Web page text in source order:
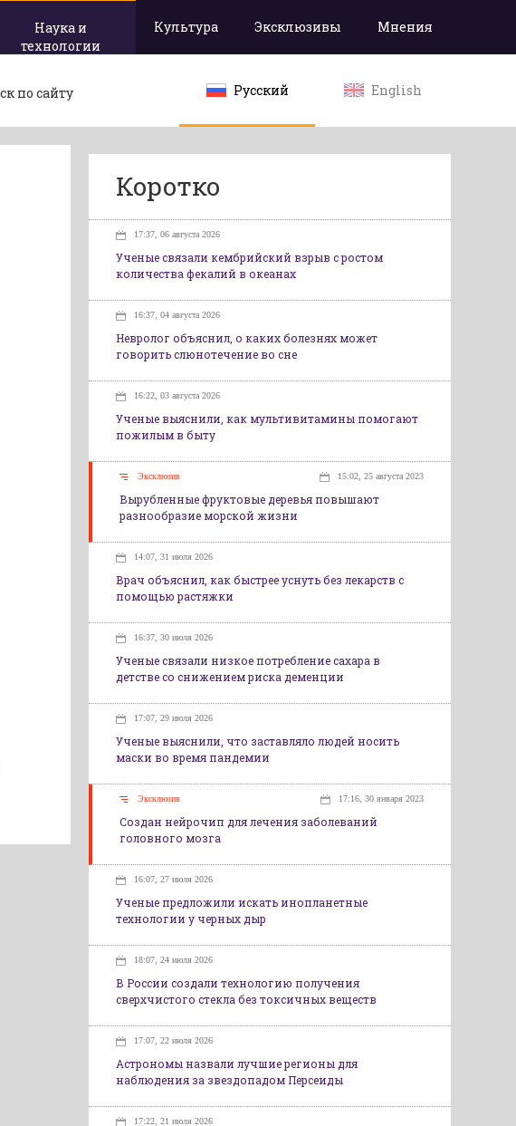
Наука и
технологии
Культура Эксклюзивы Мнения
Русский English
Коротко
17:37, 06 августа 2026
Ученые связали кембрийский взрыв с ростом
количества фекалий в океанах
16:37, 04 августа 2026
Невролог объяснил, о каких болезнях может
говорить слюнотечение во сне
16:22, 03 августа 2026
Ученые выяснили, как мультивитамины помогают
пожилым в быту
Эксклюзив 15:02, 25 августа 2023
Вырубленные фруктовые деревья повышают
разнообразие морской жизни
14:07, 31 июля 2026
Врач объяснил, как быстрее уснуть без лекарств с
помощью растяжки
16:37, 30 июля 2026
Ученые связали низкое потребление сахара в
детстве со снижением риска деменции
17:07, 29 июля 2026
Ученые выяснили, что заставляло людей носить
маски во время пандемии
Эксклюзив 17:16, 30 января 2023
Создан нейрочип для лечения заболеваний
головного мозга
16:07, 27 июля 2026
Ученые предложили искать инопланетные
технологии у черных дыр
18:07, 24 июля 2026
В России создали технологию получения
сверхчистого стекла без токсичных веществ
17:07, 22 июля 2026
Астрономы назвали лучшие регионы для
наблюдения за звездопадом Персеиды
17:22, 21 июля 2026